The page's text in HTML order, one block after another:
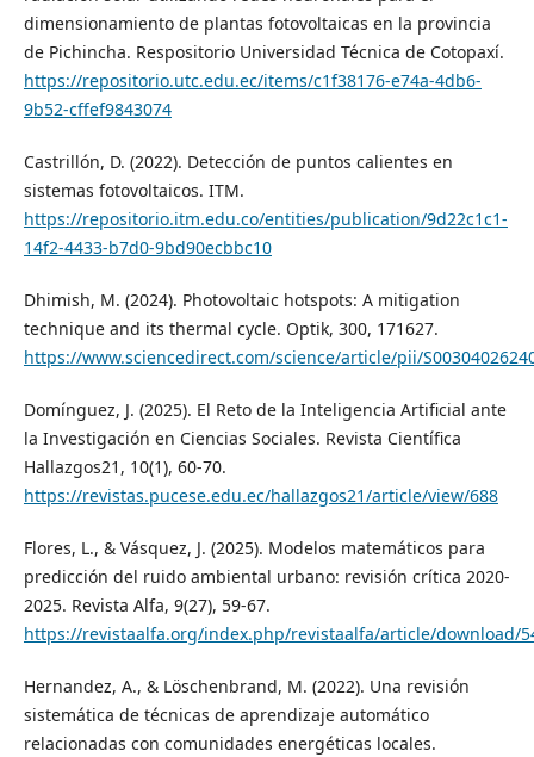
dimensionamiento de plantas fotovoltaicas en la provincia
de Pichincha. Respositorio Universidad Técnica de Cotopaxí.
https://repositorio.utc.edu.ec/items/c1f38176-e74a-4db6-
9b52-cffef9843074
Castrillón, D. (2022). Detección de puntos calientes en
sistemas fotovoltaicos. ITM.
https://repositorio.itm.edu.co/entities/publication/9d22c1c1-
14f2-4433-b7d0-9bd90ecbbc10
Dhimish, M. (2024). Photovoltaic hotspots: A mitigation
technique and its thermal cycle. Optik, 300, 171627.
https://www.sciencedirect.com/science/article/pii/
Domínguez, J. (2025). El Reto de la Inteligencia Artificial ante
la Investigación en Ciencias Sociales. Revista Científica
Hallazgos21, 10(1), 60-70.
https://revistas.pucese.edu.ec/hallazgos21/article/view/688
Flores, L., & Vásquez, J. (2025). Modelos matemáticos para
predicción del ruido ambiental urbano: revisión crítica 2020-
2025. Revista Alfa, 9(27), 59-67.
https://revistaalfa.org/index.php/revistaalfa/article/download/
Hernandez, A., & Löschenbrand, M. (2022). Una revisión
sistemática de técnicas de aprendizaje automático
relacionadas con comunidades energéticas locales.